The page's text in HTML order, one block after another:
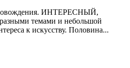
ИНТЕРЕСНЫЙ,
темами и небольшой
к искусству. Половина...